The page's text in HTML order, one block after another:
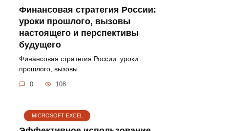
Финансовая стратегия России:
уроки прошлого, вызовы
настоящего и перспективы
будущего
Финансовая стратегия России: уроки
прошлого, вызовы
0 108
MICROSOFT EXCEL